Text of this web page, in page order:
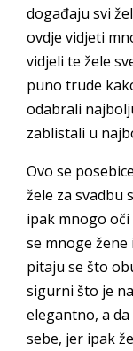
događaju svi
ovdje vidjeti
vidjeli te žele
puno trude
odabrali
zablistali u
Ovo se
žele za svadbu
ipak mnogo
se mnoge žene
pitaju se što
sigurni što je
elegantno, a
sebe, jer ipak